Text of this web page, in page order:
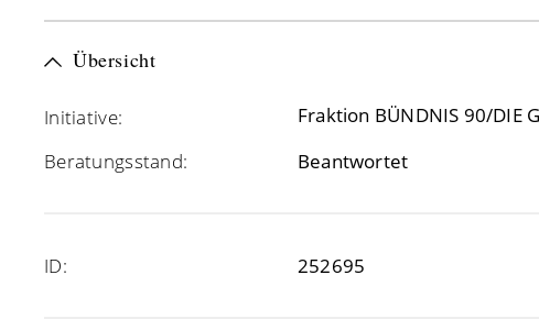
Übersicht
Initiative:
Fraktion BÜNDNIS 90/DIE
Beratungsstand:
Beantwortet
ID: 252695